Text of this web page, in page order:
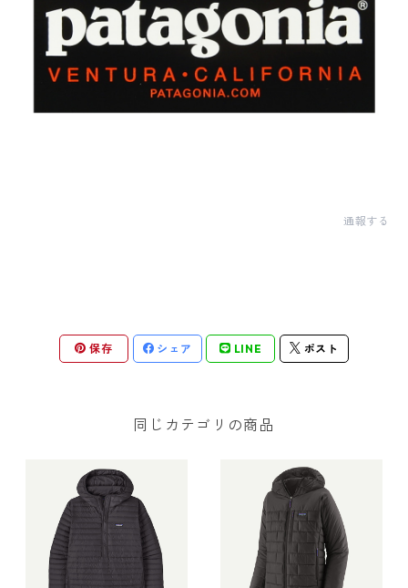
通報する
保存 シェア LINE ポスト
同じカテゴリの商品